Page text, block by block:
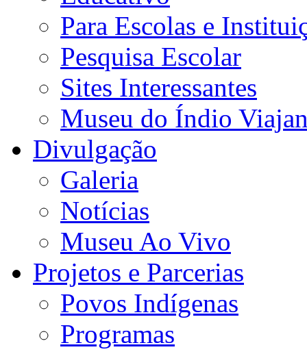
Para Escolas e
Pesquisa Escolar
Sites Interessantes
Museu do Índio
Divulgação
Galeria
Notícias
Museu Ao Vivo
Projetos e Parcerias
Povos Indígenas
Programas